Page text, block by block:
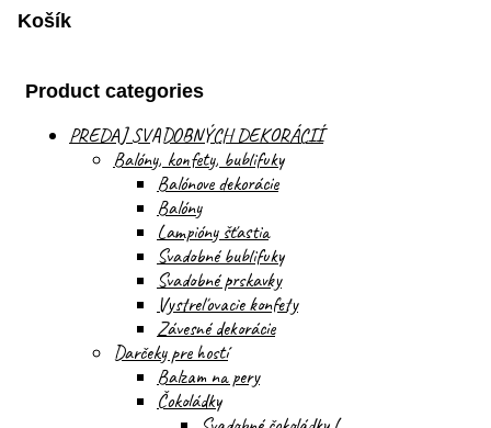
Košík
Product categories
PREDAJ SVADOBNÝCH DEKORÁCIÍ
Balóny, konfety, bublifuky
Balónove dekorácie
Balóny
Lampióny šťastia
Svadobné bublifuky
Svadobné prskavky
Vystreľovacie konfety
Závesné dekorácie
Darčeky pre hostí
Balzam na pery
Čokoládky